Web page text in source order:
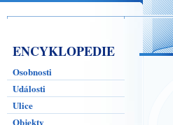
ENCYKLOPEDIE
Osobnosti
Události
Ulice
Objekty